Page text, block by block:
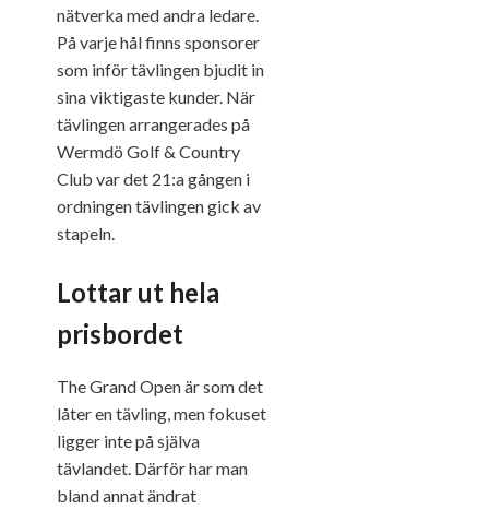
nätverka med andra ledare.
På varje hål finns sponsorer
som inför tävlingen bjudit in
sina viktigaste kunder. När
tävlingen arrangerades på
Wermdö Golf & Country
Club var det 21:a gången i
ordningen tävlingen gick av
stapeln.
Lottar ut hela
prisbordet
The Grand Open är som det
låter en tävling, men fokuset
ligger inte på själva
tävlandet. Därför har man
bland annat ändrat